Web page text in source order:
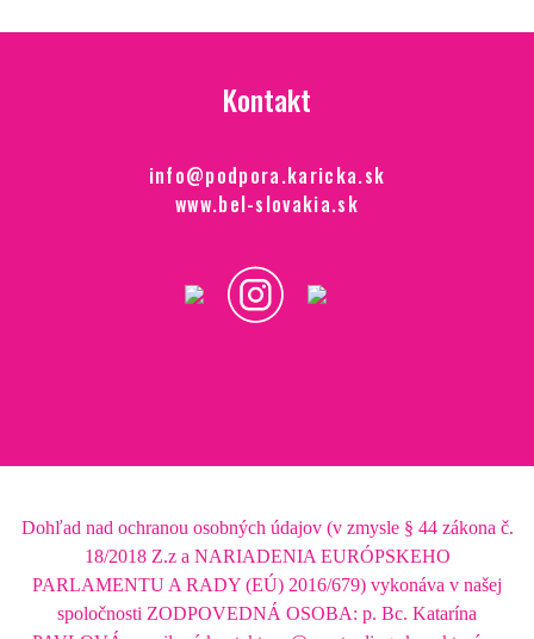
Kontakt
info@podpora.karicka.sk
www.bel-slovakia.sk
Dohľad nad ochranou osobných údajov (v zmysle § 44 zákona č.
18/2018 Z.z a NARIADENIA EURÓPSKEHO
PARLAMENTU A RADY (EÚ) 2016/679) vykonáva v našej
spoločnosti ZODPOVEDNÁ OSOBA: p. Bc. Katarína